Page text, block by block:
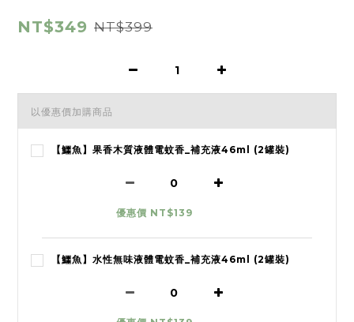
NT$349 NT$399
以優惠價加購商品
【鱷魚】果香木質液體電蚊香_補充液46ml (2罐裝)
優惠價 NT$139
【鱷魚】水性無味液體電蚊香_補充液46ml (2罐裝)